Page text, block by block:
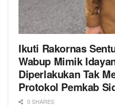
Ikuti Rakornas
Wabup Mimik
Diperlakukan Tak
Protokol Pemkab
0 SHARES